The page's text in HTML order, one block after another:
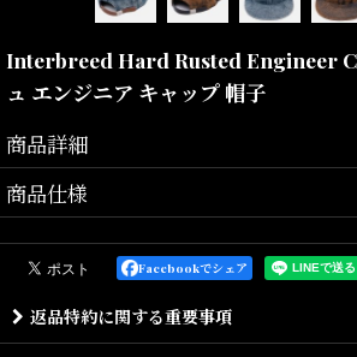
Interbreed Hard Rusted Engineer
ュ エンジニア キャップ 帽子
商品詳細
Interbreed
（インターブリード）
ハードなブリーチ加工が特徴の6
商品仕様
Facebookでシェア
返品特約に関する重要事項